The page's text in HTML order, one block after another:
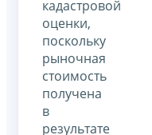
кадастровой
оценки,
поскольку
рыночная
стоимость
получена
в
результате